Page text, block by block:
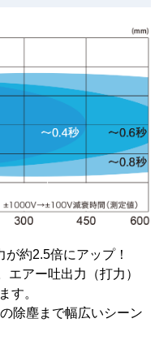
約2.5倍にアップ！
アー吐出力（打力）
す。
除塵まで幅広いシーン